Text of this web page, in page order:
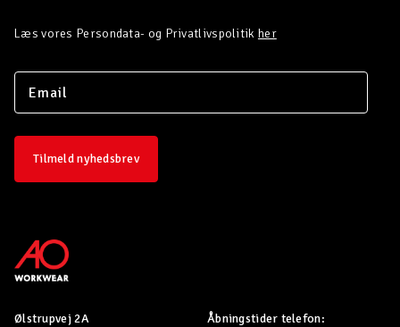
Læs vores Persondata- og Privatlivspolitik her
Tilmeld nyhedsbrev
Ølstrupvej 2A
Åbningstider telefon: